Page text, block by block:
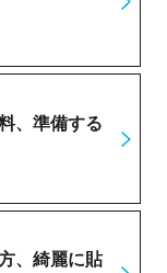
、準備する
、綺麗に貼